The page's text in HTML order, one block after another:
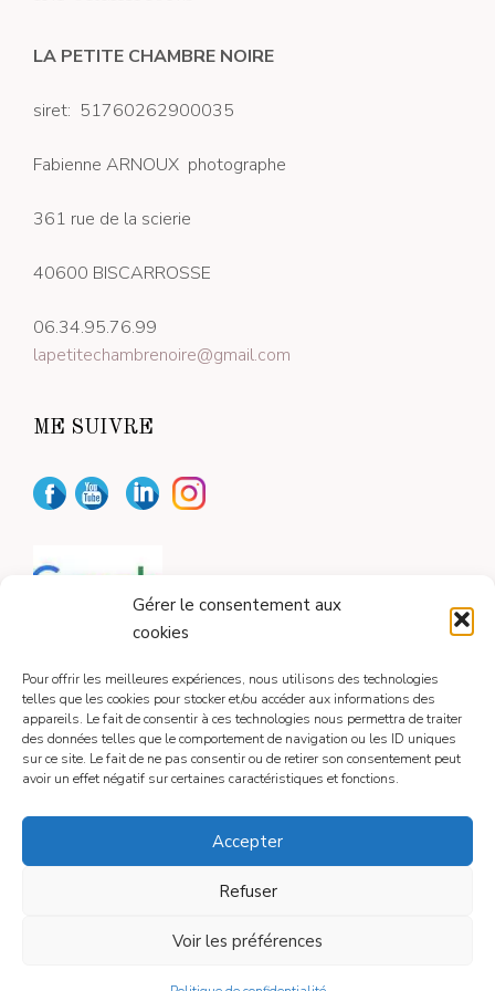
Gérer le consentement aux
cookies
Pour offrir les meilleures expériences, nous utilisons des technologies
telles que les cookies pour stocker et/ou accéder aux informations des
appareils. Le fait de consentir à ces technologies nous permettra de traiter
des données telles que le comportement de navigation ou les ID uniques
sur ce site. Le fait de ne pas consentir ou de retirer son consentement peut
avoir un effet négatif sur certaines caractéristiques et fonctions.
Accepter
Refuser
Voir les préférences
LA PETITE CHAMBRE NOIRE
siret: 51760262900035
Fabienne ARNOUX photographe
361 rue de la scierie
40600 BISCARROSSE
06.34.95.76.99
lapetitechambrenoire@gmail.com
ME SUIVRE
CONTACT
• Construit avecGeneratePress